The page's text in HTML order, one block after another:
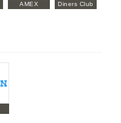
AMEX Diners Club